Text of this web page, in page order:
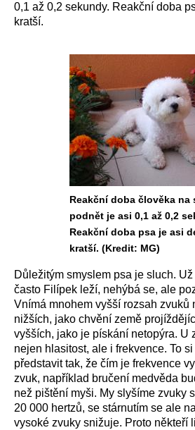
0,1 až 0,2 sekundy. Reakční doba
kratší.
Reakční doba člověka na
podnět je asi 0,1 až 0,2
Reakční doba psa je asi
kratší. (Kredit: MG)
Důležitým smyslem psa je sluch.
často Filípek leží, nehýbá se, ale
Vnímá mnohem vyšší rozsah zvuků
nižších, jako chvění země
vyšších, jako je pískání netopýra. U
nejen hlasitost, ale i frekvence. To
představit tak, že čím je frekvence
zvuk, například bručení medvěda
než pištění myši. My slyšíme zvuky
20 000 hertzů, se stárnutím se ale
vysoké zvuky snižuje. Proto někteří